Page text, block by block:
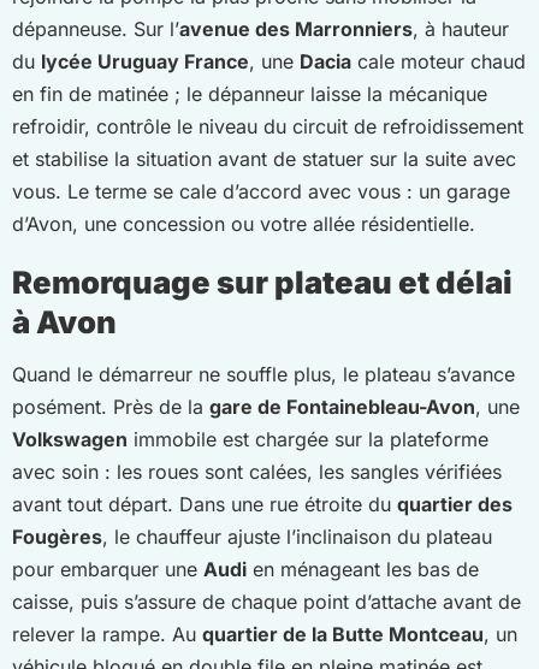
dépanneuse. Sur l’avenue des Marronniers, à hauteur
du lycée Uruguay France, une Dacia cale moteur chaud
en fin de matinée ; le dépanneur laisse la mécanique
refroidir, contrôle le niveau du circuit de refroidissement
et stabilise la situation avant de statuer sur la suite avec
vous. Le terme se cale d’accord avec vous : un garage
d’Avon, une concession ou votre allée résidentielle.
Remorquage sur plateau et délai
à Avon
Quand le démarreur ne souffle plus, le plateau s’avance
posément. Près de la gare de Fontainebleau-Avon, une
Volkswagen immobile est chargée sur la plateforme
avec soin : les roues sont calées, les sangles vérifiées
avant tout départ. Dans une rue étroite du quartier des
Fougères, le chauffeur ajuste l’inclinaison du plateau
pour embarquer une Audi en ménageant les bas de
caisse, puis s’assure de chaque point d’attache avant de
relever la rampe. Au quartier de la Butte Montceau, un